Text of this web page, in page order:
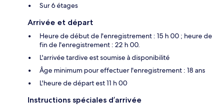
Sur 6 étages
Arrivée et départ
Heure de début de l'enregistrement : 15 h 00 ; heure de
fin de l'enregistrement : 22 h 00.
L'arrivée tardive est soumise à disponibilité
Âge minimum pour effectuer l'enregistrement : 18 ans
L'heure de départ est 11 h 00
Instructions spéciales d’arrivée